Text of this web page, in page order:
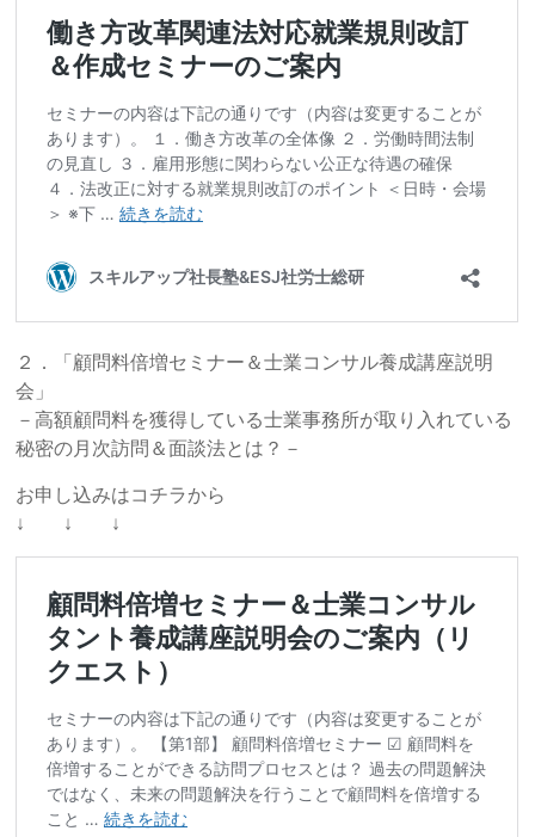
２．「顧問料倍増セミナー＆士業コンサル養成講座説明
会」
－高額顧問料を獲得している士業事務所が取り入れている
秘密の月次訪問＆面談法とは？－
お申し込みはコチラから
↓ ↓ ↓